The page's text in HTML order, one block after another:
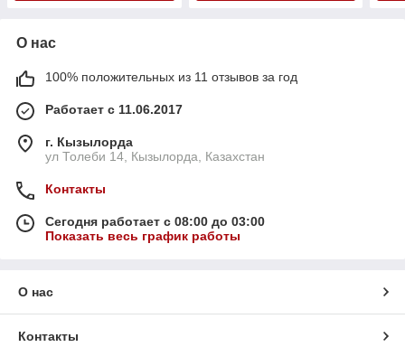
О нас
100% положительных из 11 отзывов за год
Работает с 11.06.2017
г. Кызылорда
ул Толеби 14, Кызылорда, Казахстан
Контакты
Сегодня работает с 08:00 до 03:00
Показать весь график работы
О нас
Контакты